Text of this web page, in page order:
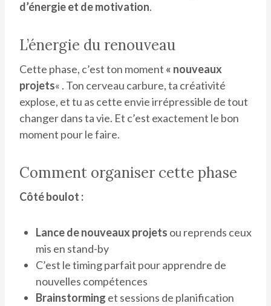
d’énergie et de motivation.
L’énergie du renouveau
Cette phase, c’est ton moment « nouveaux
projets« . Ton cerveau carbure, ta créativité
explose, et tu as cette envie irrépressible de tout
changer dans ta vie. Et c’est exactement le bon
moment pour le faire.
Comment organiser cette phase
Côté boulot :
Lance de nouveaux projets ou reprends ceux
mis en stand-by
C’est le timing parfait pour apprendre de
nouvelles compétences
Brainstorming et sessions de planification